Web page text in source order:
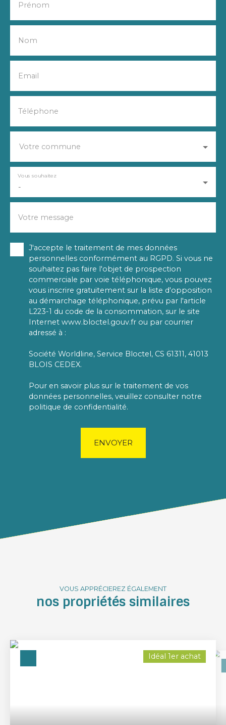
Prénom
Nom
Email
Téléphone
Votre commune
-
Vous souhaitez
Votre message
J'accepte le traitement de mes données
personnelles conformément au RGPD. Si vous ne
souhaitez pas faire l'objet de prospection
commerciale par voie téléphonique, vous pouvez
vous inscrire gratuitement sur la liste d'opposition
au démarchage téléphonique, prévu par l'article
L223-1 du code de la consommation, sur le site
Internet www.bloctel.gouv.fr ou par courrier
adressé à :
Société Worldline, Service Bloctel, CS 61311, 41013
BLOIS CEDEX.
Pour en savoir plus sur le traitement de vos
données personnelles, veuillez consulter notre
politique de confidentialité.
ENVOYER
VOUS APPRÉCIEREZ ÉGALEMENT
nos propriétés similaires
Idéal 1er achat